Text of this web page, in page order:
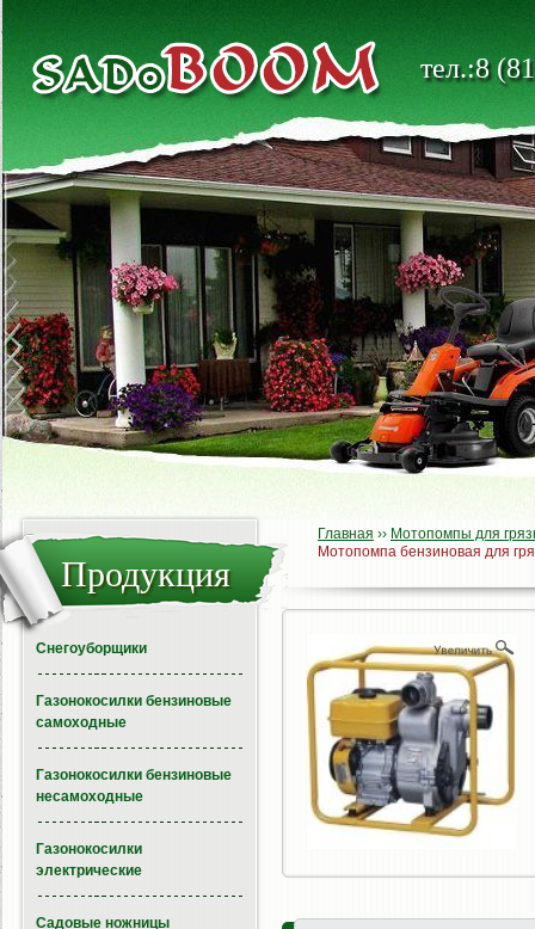
тел.:8
Главная ›› Мотопомпы для
Мотопомпа бензиновая для
Продукция
Снегоуборщики
Газонокосилки бензиновые
самоходные
Газонокосилки бензиновые
несамоходные
Газонокосилки
электрические
Садовые ножницы